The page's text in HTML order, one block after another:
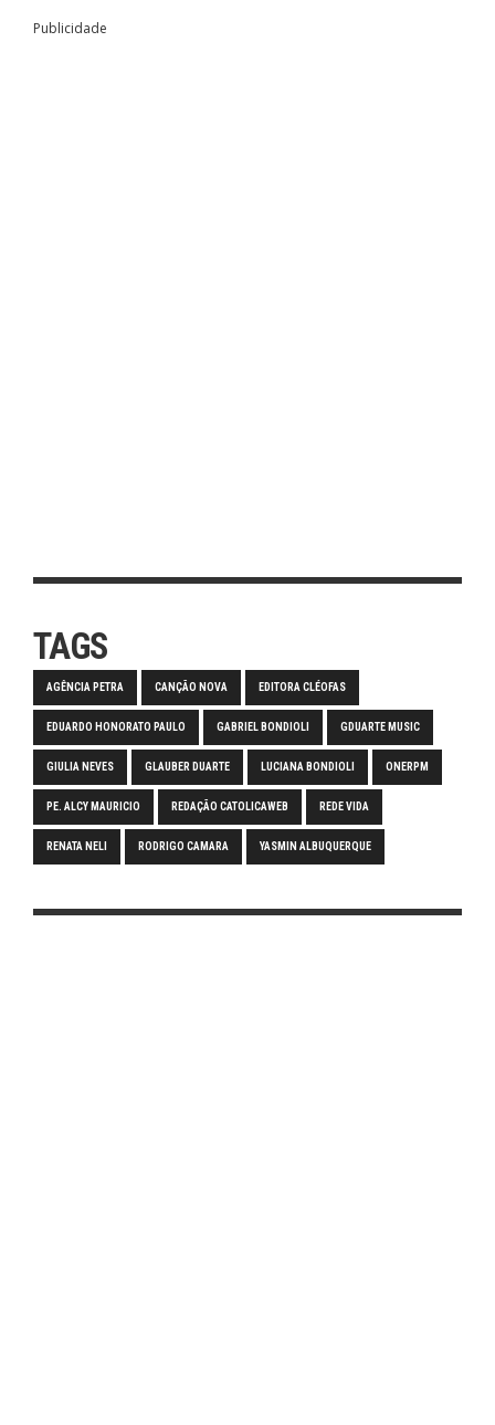
Publicidade
TAGS
AGÊNCIA PETRA CANÇÃO NOVA EDITORA CLÉOFAS
EDUARDO HONORATO PAULO GABRIEL BONDIOLI GDUARTE MUSIC
GIULIA NEVES GLAUBER DUARTE LUCIANA BONDIOLI ONERPM
PE. ALCY MAURICIO REDAÇÃO CATOLICAWEB REDE VIDA
RENATA NELI RODRIGO CAMARA YASMIN ALBUQUERQUE